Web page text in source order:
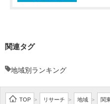
関連タグ
地域別ランキング
TOP > リサーチ > 地域 > 関